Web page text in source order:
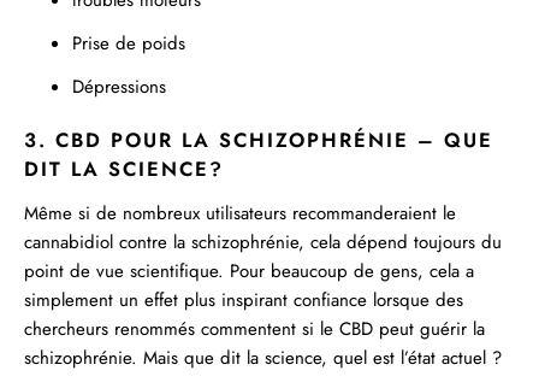
Prise de poids
Dépressions
3. CBD POUR LA SCHIZOPHRÉNIE – QUE
DIT LA SCIENCE?
Même si de nombreux utilisateurs recommanderaient le
cannabidiol contre la schizophrénie, cela dépend toujours du
point de vue scientifique. Pour beaucoup de gens, cela a
simplement un effet plus inspirant confiance lorsque des
chercheurs renommés commentent si le CBD peut guérir la
schizophrénie. Mais que dit la science, quel est l’état actuel ?